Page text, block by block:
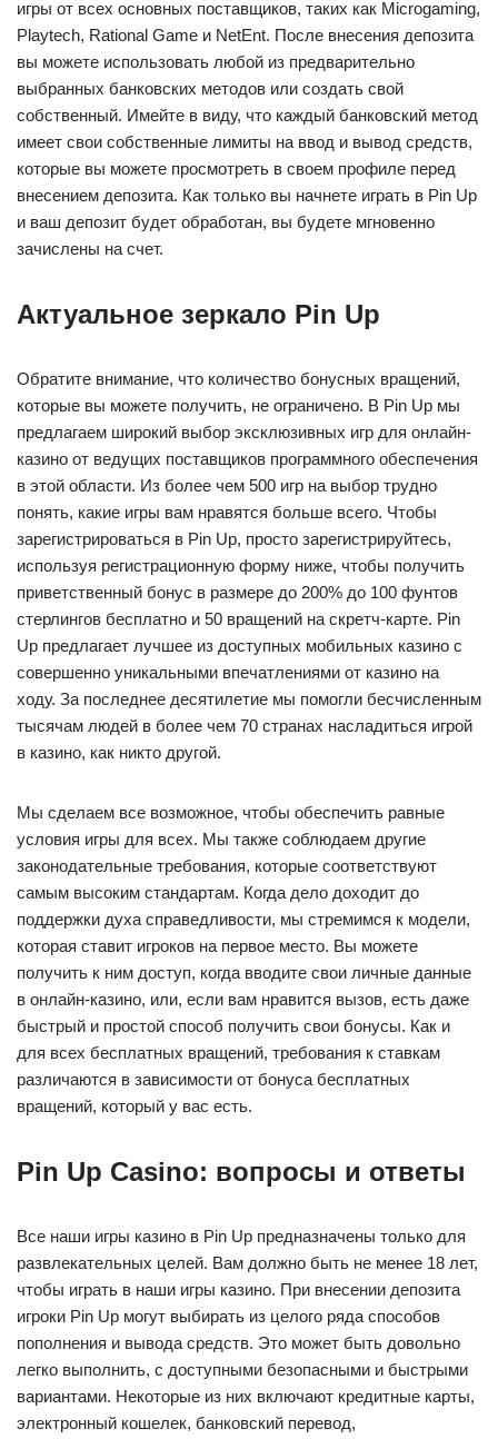
игры от всех основных поставщиков, таких как Microgaming,
Playtech, Rational Game и NetEnt. После внесения депозита
вы можете использовать любой из предварительно
выбранных банковских методов или создать свой
собственный. Имейте в виду, что каждый банковский метод
имеет свои собственные лимиты на ввод и вывод средств,
которые вы можете просмотреть в своем профиле перед
внесением депозита. Как только вы начнете играть в Pin Up
и ваш депозит будет обработан, вы будете мгновенно
зачислены на счет.
Актуальное зеpкало Pin Up
Обратите внимание, что количество бонусных вращений,
которые вы можете получить, не ограничено. В Pin Up мы
предлагаем широкий выбор эксклюзивных игр для онлайн-
казино от ведущих поставщиков программного обеспечения
в этой области. Из более чем 500 игр на выбор трудно
понять, какие игры вам нравятся больше всего. Чтобы
зарегистрироваться в Pin Up, просто зарегистрируйтесь,
используя регистрационную форму ниже, чтобы получить
приветственный бонус в размере до 200% до 100 фунтов
стерлингов бесплатно и 50 вращений на скретч-карте. Pin
Up предлагает лучшее из доступных мобильных казино с
совершенно уникальными впечатлениями от казино на
ходу. За последнее десятилетие мы помогли бесчисленным
тысячам людей в более чем 70 странах насладиться игрой
в казино, как никто другой.
Мы сделаем все возможное, чтобы обеспечить равные
условия игры для всех. Мы также соблюдаем другие
законодательные требования, которые соответствуют
самым высоким стандартам. Когда дело доходит до
поддержки духа справедливости, мы стремимся к модели,
которая ставит игроков на первое место. Вы можете
получить к ним доступ, когда вводите свои личные данные
в онлайн-казино, или, если вам нравится вызов, есть даже
быстрый и простой способ получить свои бонусы. Как и
для всех бесплатных вращений, требования к ставкам
различаются в зависимости от бонуса бесплатных
вращений, который у вас есть.
Pin Up Casino: вопросы и ответы
Все наши игры казино в Pin Up предназначены только для
развлекательных целей. Вам должно быть не менее 18 лет,
чтобы играть в наши игры казино. При внесении депозита
игроки Pin Up могут выбирать из целого ряда способов
пополнения и вывода средств. Это может быть довольно
легко выполнить, с доступными безопасными и быстрыми
вариантами. Некоторые из них включают кредитные карты,
электронный кошелек, банковский перевод,